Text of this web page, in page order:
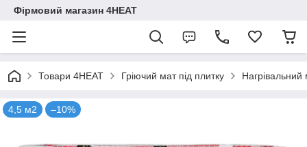
Фірмовий магазин 4HEAT
Товари 4HEAT Гріючий мат під плитку
4,5 м2 –10%